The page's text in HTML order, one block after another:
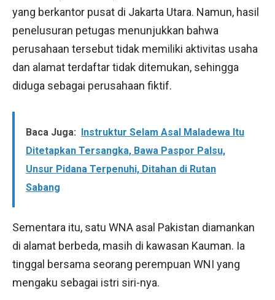
yang berkantor pusat di Jakarta Utara. Namun, hasil
penelusuran petugas menunjukkan bahwa
perusahaan tersebut tidak memiliki aktivitas usaha
dan alamat terdaftar tidak ditemukan, sehingga
diduga sebagai perusahaan fiktif.
Baca Juga: Instruktur Selam Asal Maladewa Itu
Ditetapkan Tersangka, Bawa Paspor Palsu,
Unsur Pidana Terpenuhi, Ditahan di Rutan
Sabang
Sementara itu, satu WNA asal Pakistan diamankan
di alamat berbeda, masih di kawasan Kauman. Ia
tinggal bersama seorang perempuan WNI yang
mengaku sebagai istri siri-nya.